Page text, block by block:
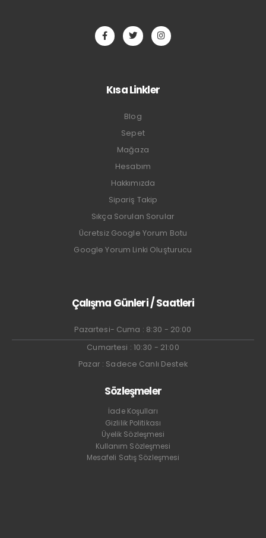
Kısa Linkler
Blog
Sepet
Mağaza
Hesabım
Hakkımızda
Sipariş Takip
Sıkça Sorulan Sorular
Ücretsiz Google Yorum Botu
Google Yorum Linki Oluşturucu
Çalışma Günleri / Saatleri
Pazartesi- Cuma : 8:30 - 20:00
Cumartesi : 10:30 - 21:00
Pazar : Sadece Canlı Destek
Sözleşmeler
İade Koşulları
Gizlilik Politikası
Üyelik Sözleşmesi
Kullanım Sözleşmesi
Mesafeli Satış Sözleşmesi